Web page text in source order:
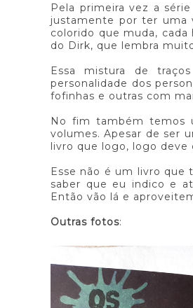
Pela primeira vez a
justamente por ter uma
colorido que muda,
do Dirk, que lembra
Essa mistura de
personalidade dos
fofinhas e outras com
No fim também temos
volumes. Apesar de ser
livro que logo, logo deve
Esse não é um livro que
saber que eu indico e
Então vão lá e
Outras fotos: